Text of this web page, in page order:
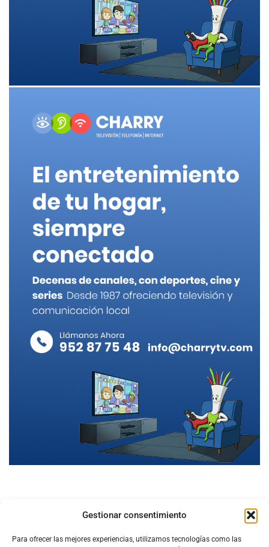
Gestionar consentimiento
Para ofrecer las mejores experiencias, utilizamos tecnologías como las